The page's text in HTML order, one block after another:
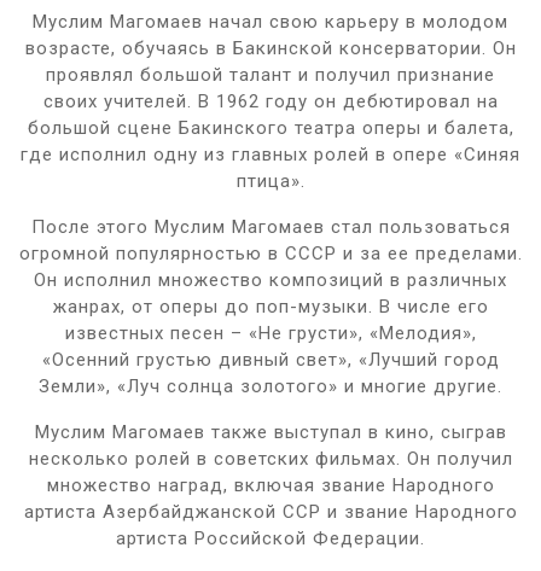
Муслим Магомаев начал свою карьеру в молодом
возрасте, обучаясь в Бакинской консерватории. Он
проявлял большой талант и получил признание
своих учителей. В 1962 году он дебютировал на
большой сцене Бакинского театра оперы и балета,
где исполнил одну из главных ролей в опере «Синяя
птица».
После этого Муслим Магомаев стал пользоваться
огромной популярностью в СССР и за ее пределами.
Он исполнил множество композиций в различных
жанрах, от оперы до поп-музыки. В числе его
известных песен – «Не грусти», «Мелодия»,
«Осенний грустью дивный свет», «Лучший город
Земли», «Луч солнца золотого» и многие другие.
Муслим Магомаев также выступал в кино, сыграв
несколько ролей в советских фильмах. Он получил
множество наград, включая звание Народного
артиста Азербайджанской ССР и звание Народного
артиста Российской Федерации.